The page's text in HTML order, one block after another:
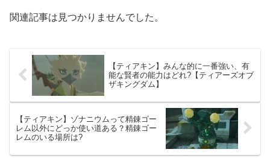
関連記事は見つかりませんでした。
【ティアキン】みんな的に一番強い、有
能な賢者の能力はどれ?【ティアーズオブ
ザキングダム】
【ティアキン】ゾナニウムって精錬ゴー
レム以外にどっか使い道ある？精錬ゴー
レムのいる場所は?